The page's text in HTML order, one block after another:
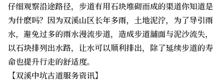
仔细观察沿途路径，步道有用石块堆砌而成的渠道你知道是
为什麽吗？因为双溪山区长年多雨，土地泥泞，为了导引雨
水，避免过多的雨水漫流步道，造成步道舖面与泥沙流失，
以石块排列出水路，让水可以顺利排出，除了延续步道的寿
命也提升行走的舒适度。
【双溪中坑古道服务资讯】